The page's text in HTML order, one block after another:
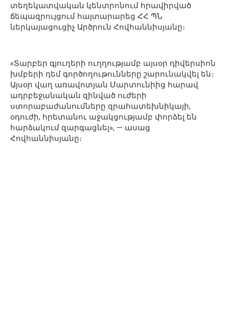
տեղեկատվական կենտրոնում հրավիրված
ճեպազրույցում հայտարարեց ՀՀ ՊՆ
ներկայացուցիչ Արծրուն Հովհաննիսյանը։
«Տարբեր գյուղերի ուղղությամբ այսօր դիվերսիոն
խմբերի դեմ գործողութունները շարունակվել են։
Այսօր վաղ առավոտյան Մարտունիից հարավ
ադրբեջանական զինված ուժերի
ստորաբաժանումները զրահատեխնիկայի,
օդուժի, հրետանու աջակցությամբ փորձել են
հարձակում զարգացնել», — ասաց
Հովհաննիսյանը։